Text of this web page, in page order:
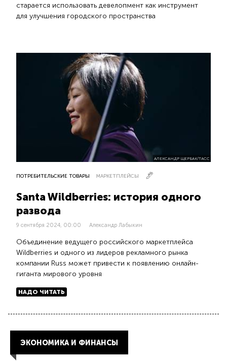
старается использовать девелопмент как инструмент
для улучшения городского пространства
АЛЕКСАНДР ЩЕРБАК/ТАСС
ПОТРЕБИТЕЛЬСКИЕ ТОВАРЫ МАРКЕТПЛЕЙСЫ
Santa Wildberries: история одного
развода
9 сентября 2024, 00:00 Александр Лабыкин
Объединение ведущего российского маркетплейса
Wildberries и одного из лидеров рекламного рынка
компании Russ может привести к появлению онлайн-
гиганта мирового уровня
НАДО ЧИТАТЬ
ЭКОНОМИКА И ФИНАНСЫ